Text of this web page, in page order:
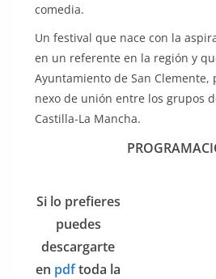
comedia.
Un festival que nace con la
en un referente en la región y
Ayuntamiento de San Clemente,
nexo de unión entre los grupos
Castilla-La Mancha.
Si lo prefieres
puedes
descargarte
en pdftoda la